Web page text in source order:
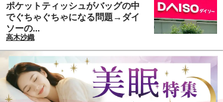
ポケットティッシュがバッグの中
でぐちゃぐちゃになる問題→ダイ
ソーの...
高木沙織